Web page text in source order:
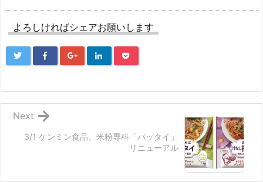
よろしければシェアお願いします
3/1 ケンミン食品、米粉専科「パッタイ」
リニューアル
Next